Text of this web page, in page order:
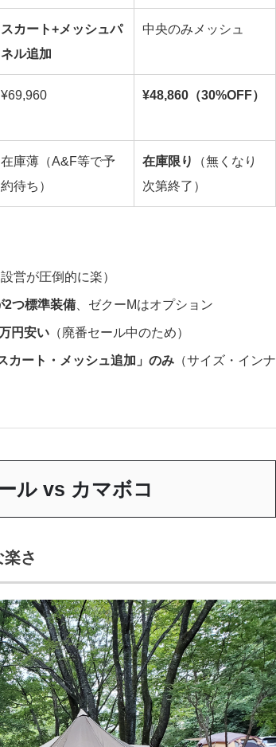
スカート+メッシュパ
ネル追加
中央のみメッシュ
¥69,960 ¥48,860（30%OFF）
在庫薄（A&F等で予
約待ち）
在庫限り
（無くなり
次第終了）
設営が圧倒的に楽）
2つ標準装備 、ゼクーMはオプション
円安い （廃番セール中のため）
カート・メッシュ追加」のみ （サイズ・インナ
ル vs カマボコ
さ